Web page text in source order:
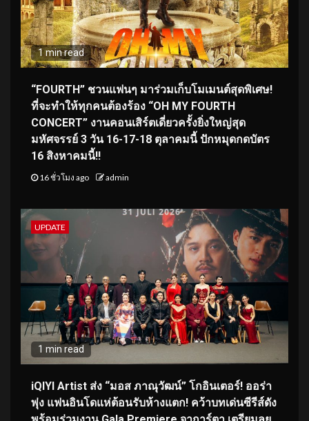
1 min read
“FOURTH” ชวนแฟนๆ มาร่วมเก็บโมเมนต์สุดพิเศษ!
ที่จะทำให้ทุกคนต้องร้อง “OH MY FOURTH
CONCERT” งานคอนเสิร์ตเดี่ยวครั้งยิ่งใหญ่สุด
มหัศจรรย์ 3 วัน 16-17-18 ตุลาคมนี้ ปักหมุดกดบัตร
16 สิงหาคมนี้!!
16 ชั่วโมง ago admin
UPDATE
1 min read
iQIYI Artist ส่ง “มอส ภาณุวัฒน์” โกอินเตอร์! ออร่า
พุ่ง แฟนอินโดแห่ต้อนรับห้างแตก! คว้าบทเด่นซีรีส์ดัง